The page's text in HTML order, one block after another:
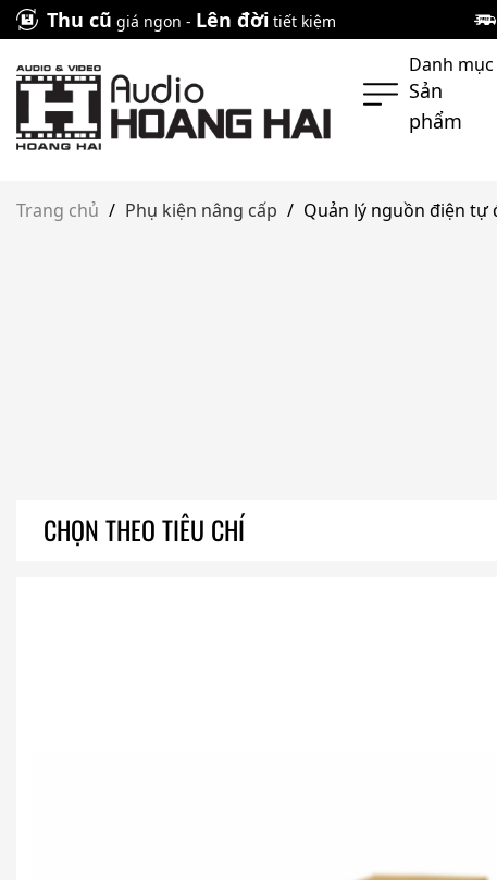
Skip
to
content
Thu cũ giá ngon - Lên đời tiết kiệm
Danh mục
Sản
phẩm
Trang chủ / Phụ kiện nâng cấp / Quản lý nguồn điện tự
CHỌN THEO TIÊU CHÍ